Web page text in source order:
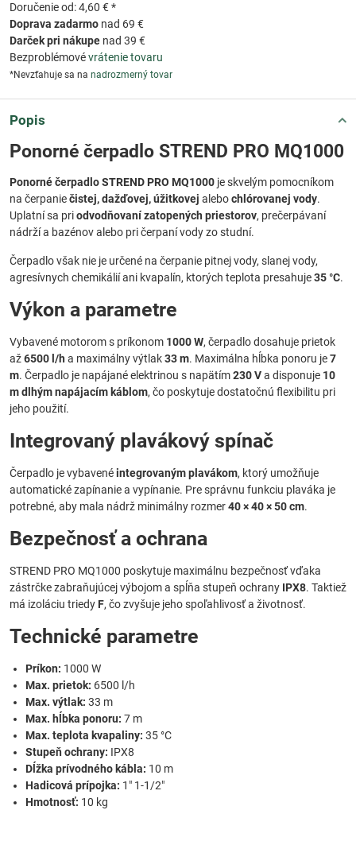
Doručenie od: 4,60 € *
Doprava zadarmo nad 69 €
Darček pri nákupe nad 39 €
Bezproblémovévrátenie tovaru
*Nevzťahuje sa na nadrozmerný tovar
Popis
Ponorné čerpadlo STREND PRO MQ1000
Ponorné čerpadlo STREND PRO MQ1000 je skvelým pomocníkom
na čerpaniečistej, dažďovej, úžitkovej alebochlórovanej vody.
Uplatní sa priodvodňovaní zatopených priestorov, prečerpávaní
nádrží a bazénov alebo pri čerpaní vody zo studní.
Čerpadlo však nie je určené na čerpanie pitnej vody, slanej vody,
agresívnych chemikálií ani kvapalín, ktorých teplota presahuje35 °C.
Výkon a parametre
Vybavené motorom s príkonom 1000 W, čerpadlo dosahuje prietok
až6500 l/h a maximálny výtlak33 m. Maximálna hĺbka ponoru je7
m. Čerpadlo je napájané elektrinou s napätím230 Va disponuje 10
m dlhým napájacím káblom, čo poskytuje dostatočnú flexibilitu pri
jeho použití.
Integrovaný plavákový spínač
Čerpadlo je vybavenéintegrovaným plavákom, ktorý umožňuje
automatické zapínanie a vypínanie. Pre správnu funkciu plaváka je
potrebné, aby mala nádrž minimálny rozmer40 × 40 × 50 cm.
Bezpečnosť a ochrana
STREND PRO MQ1000 poskytuje maximálnu bezpečnosť vďaka
zástrčke zabraňujúcej výbojom a spĺňa stupeň ochrany IPX8. Taktiež
má izoláciu triedy F, čo zvyšuje jeho spoľahlivosť a životnosť.
Technické parametre
Príkon: 1000 W
Max. prietok: 6500 l/h
Max. výtlak: 33 m
Max. hĺbka ponoru: 7 m
Max. teplota kvapaliny: 35 °C
Stupeň ochrany: IPX8
Dĺžka prívodného kábla: 10 m
Hadicová prípojka: 1" 1-1/2"
Hmotnosť: 10 kg